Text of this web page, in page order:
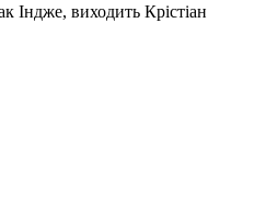
Індже, виходить Крістіан